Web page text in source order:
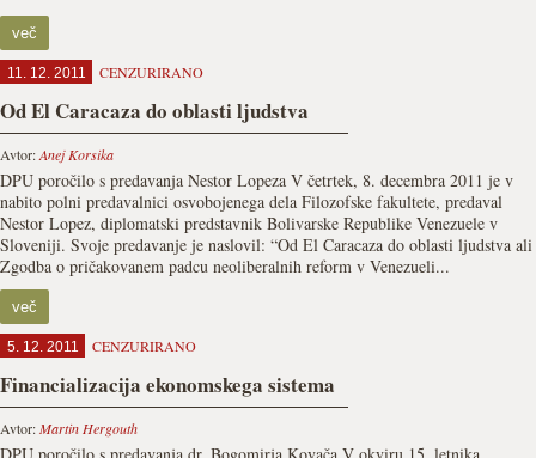
več
11. 12. 2011 CENZURIRANO
Od El Caracaza do oblasti ljudstva
Avtor:Anej Korsika
DPU poročilo s predavanja Nestor Lopeza V četrtek, 8. decembra 2011 je v
nabito polni predavalnici osvobojenega dela Filozofske fakultete, predaval
Nestor Lopez, diplomatski predstavnik Bolivarske Republike Venezuele v
Sloveniji. Svoje predavanje je naslovil: “Od El Caracaza do oblasti ljudstva ali
Zgodba o pričakovanem padcu neoliberalnih reform v Venezueli...
več
5. 12. 2011 CENZURIRANO
Financializacija ekonomskega sistema
Avtor:Martin Hergouth